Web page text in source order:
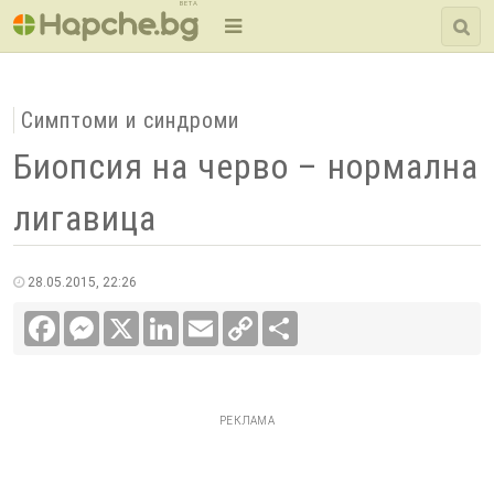
BETA
Симптоми и синдроми
Биопсия на черво – нормална
лигавица
28.05.2015, 22:26
FacebookMessenger LinkedInEmail
Copy
Link
РЕКЛАМА